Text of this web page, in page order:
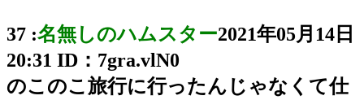
37 :名無しのハムスター2021年05月14日
20:31 ID：7gra.vlN0
のこのこ旅行に行ったんじゃなくて仕